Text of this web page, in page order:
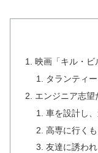
映画「キル・ビ
タランティ
エンジニア志望
車を設計し
高専に行く
友達に誘わ